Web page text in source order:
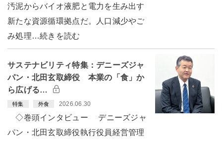
汚泥からバイオ液肥と電力を生み出す
新たな資源循環拠点だ。人口減少やご
み処理…続きを読む
サステナビリティ特集：デニーズジャ
パン・北田玄取締役 本業の「食」か
ら広げる…
特集 外食 2026.06.30
◇巻頭インタビュー デニーズジャ
パン・北田玄取締役執行役員経営管理